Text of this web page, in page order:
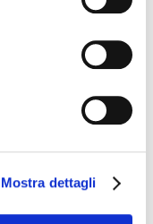
Mostra dettagli
d’anatra e agrumi
frutti di